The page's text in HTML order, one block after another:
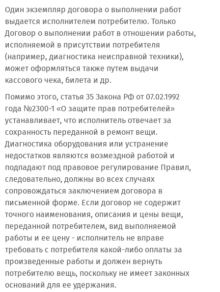
Один экземпляр договора о выполнении работ
выдается исполнителем потребителю. Только
Договор о выполнении работ в отношении работы,
исполняемой в присутствии потребителя
(например, диагностика неисправной техники),
может оформляться также путем выдачи
кассового чека, билета и др.
Помимо этого, статья 35 Закона РФ от 07.02.1992
года №2300-1 «О защите прав потребителей»
устанавливает, что исполнитель отвечает за
сохранность переданной в ремонт вещи.
Диагностика оборудования или устранение
недостатков являются возмездной работой и
подпадают под правовое регулирование Правил,
следовательно, должны во всех случаях
сопровождаться заключением договора в
письменной форме. Если договор не содержит
точного наименования, описания и цены вещи,
переданной потребителем, вид выполняемой
работы и ее цену - исполнитель не вправе
требовать с потребителя какой-либо оплаты за
произведенные работы и должен вернуть
потребителю вещь, поскольку не имеет законных
оснований для ее удержания.